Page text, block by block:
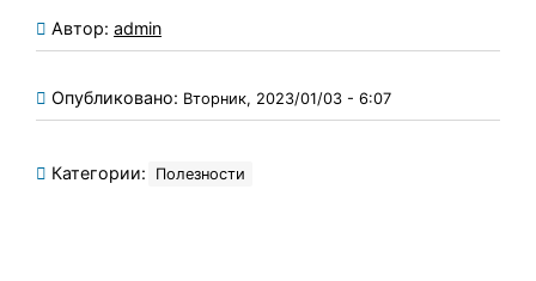
Автор: admin
Опубликовано: Вторник, 2023/01/03 - 6:07
Категории: Полезности